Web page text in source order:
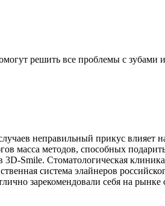
решить все проблемы с зубами
неправильный прикус
масса методов, способных
Smile. Стоматологическая
система элайнеров
зарекомендовали себя на